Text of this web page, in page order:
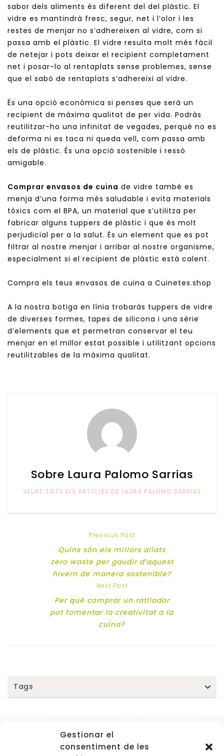
Gestionar el
consentiment de les
sabor dels aliments és diferent del del plàstic. El
vidre es mantindrà fresc, segur, net i l’olor i les
restes de menjar no s’adhereixen al vidre, com si
passa amb el plàstic. El vidre resulta molt més fàcil
de netejar i pots deixar el recipient completament
net i posar-lo al rentaplats sense problemes, sense
que el sabó de rentaplats s’adhereixi al vidre.
És una opció econòmica si penses que serà un
recipient de màxima qualitat de per vida. Podràs
reutilitzar-ho una infinitat de vegades, perquè no es
deforma ni es taca ni queda vell, com passa amb
els de plàstic. És una opció sostenible i ressò
amigable.
Comprar envasos de cuina de vidre també es
menja d’una forma més saludable i evita materials
tòxics com el BPA, un material que s’utilitza per
fabricar alguns tuppers de plàstic i que és molt
perjudicial per a la salut. És un element que es pot
filtrar al nostre menjar i arribar al nostre organisme,
especialment si el recipient de plàstic està calent.
Compra els teus envasos de cuina a Cuinetes.shop
A la nostra botiga en línia trobaràs tuppers de vidre
de diverses formes, tapes de silicona i una sèrie
d’elements que et permetran conservar el teu
menjar en el millor estat possible i utilitzant opcions
reutilitzables de la màxima qualitat.
Sobre Laura Palomo Sarrias
VEURE TOTS ELS ARTICLES DE LAURA PALOMO SARRIAS
Previous Post
Quins són els millors aliats
zero waste per gaudir d’aquest
hivern de manera sostenible?
Next Post
Per què comprar un ratllador
pot fomentar la creativitat a la
cuina?
Tags